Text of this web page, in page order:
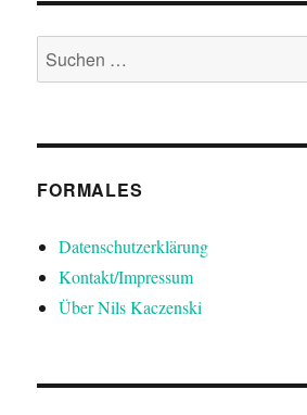
Suchen
nach:
FORMALES
Datenschutzerklärung
Kontakt/Impressum
Über Nils Kaczenski